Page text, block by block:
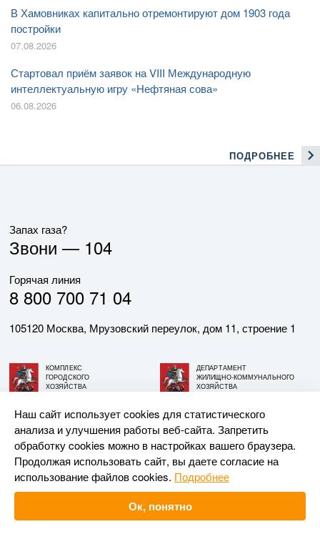
В Хамовниках капитально отремонтируют дом 1903 года
постройки
07.08.2026
Стартовал приём заявок на VIII Международную
интеллектуальную игру «Нефтяная сова»
06.08.2026
ПОДРОБНЕЕ
Запах газа?
Звони — 104
Горячая линия
8 800 700 71 04
105120 Москва, Мрузовский переулок, дом 11, строение 1
КОМПЛЕКС
ГОРОДСКОГО
ХОЗЯЙСТВА
ДЕПАРТАМЕНТ
ЖИЛИЩНО-КОММУНАЛЬНОГО
ХОЗЯЙСТВА
© АО «МОСГАЗ», 2026. При использовании материалов
ссылка на сайт обязательна.
Разработка и поддержка —Upriver
Наш сайт использует cookies для статистического
анализа и улучшения работы веб-сайта. Запретить
обработку cookies можно в настройках вашего браузера.
Продолжая использовать сайт, вы даете согласие на
использование файлов cookies. Подробнее
Ок, понятно